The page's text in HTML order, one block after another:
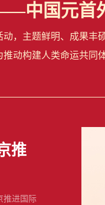
中国元首
，主题鲜明、成果丰
推动构建人类命运共同
推
推进国际